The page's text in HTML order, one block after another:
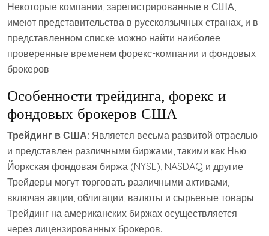
Некоторые компании, зарегистрированные в США,
имеют представительства в русскоязычных странах, и в
представленном списке можно найти наиболее
проверенные временем форекс-компании и фондовых
брокеров.
Особенности трейдинга, форекс и
фондовых брокеров США
Трейдинг в США: Является весьма развитой отраслью
и представлен различными биржами, такими как Нью-
Йоркская фондовая биржа (NYSE), NASDAQ и другие.
Трейдеры могут торговать различными активами,
включая акции, облигации, валюты и сырьевые товары.
Трейдинг на американских биржах осуществляется
через лицензированных брокеров.